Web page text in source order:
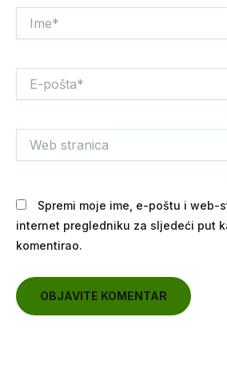
pošta*
stranica
Spremi moje ime, e-poštu i web-
internet pregledniku za sljedeći put
komentirao.